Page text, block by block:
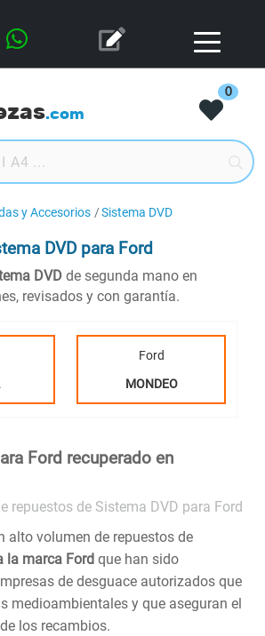
.com
0
y Accesorios Sistema DVD
DVDpara Ford
DVD de segunda mano en
revisados y con garantía.
Ford
MONDEO
Ford recuperado en
repuestos de Sistema DVD para Ford
alto volumen de repuestos de
la marca Ford que han sido
de desguace autorizados que
medioambientales y que aseguran el
los recambios.